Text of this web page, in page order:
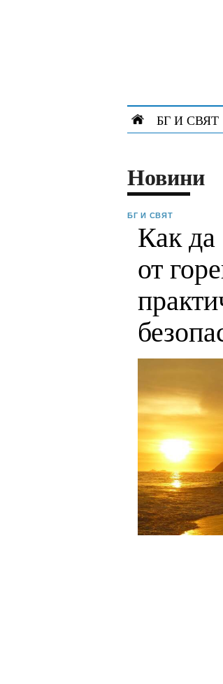
БГ И СВЯТ
новини
БГ И СВЯТ
Как да
от